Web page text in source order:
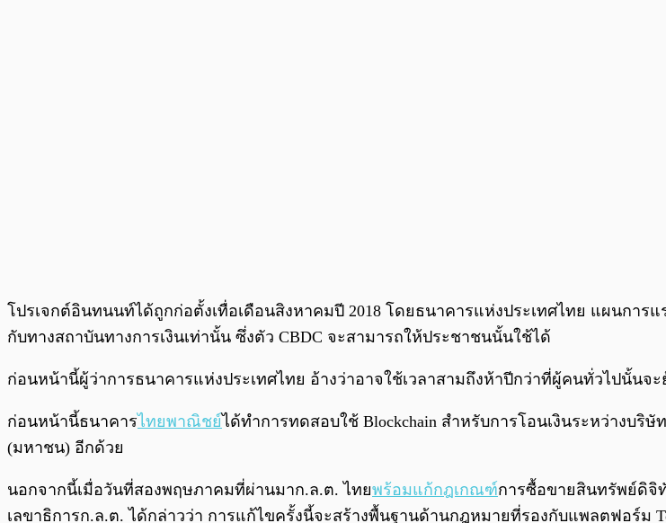
โปรเจกต์อินทนนท์ได้ถูกก่อตั้งเทื่อเดือนสิงหาคมปี 2018 โดยธนาคารแห่งประเทศไทย แผนการ
กับทางสถาบันทางการเงินเท่านั้น ซึ่งตัว CBDC จะสามารถให้ประชาชนนั้นใช้ได้
ก่อนหน้านี้ผู้ว่าการธนาคารแห่งประเทศไทย อ้างว่าอาจใช้เวลาสามถึงห้าปีกว่าที่ผู้คนทั่วไปนั้นจะ
ก่อนหน้านี้ธนาคารไทยพาณิชย์ได้ทำการทดสอบใช้ Blockchain สำหรับการโอนเงินระหว่างบ
(มหาชน) อีกด้วย
นอกจากนี้เมื่อวันที่สองพฤษภาคมที่ผ่านมาก.ล.ต. ไทยพร้อมแก้กฎเกณฑ์การซื้อขายสินทรัพย์ดิจิ
เลขาธิการก.ล.ต. ได้กล่าวว่า การแก้ไขครั้งนี้จะสร้างพื้นฐานด้านกฎหมายที่รองกับแพลตฟอร์ม